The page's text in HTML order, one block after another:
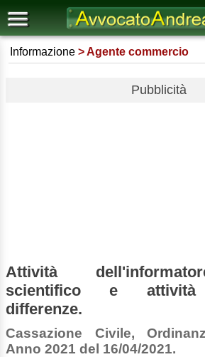
Informazione Agente commercio
Pubblicità
Attività
scientifico e attività
differenze.
Cassazione Civile,
Anno 2021 del 16/04/2021.